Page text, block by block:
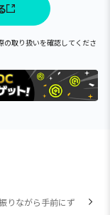
取り扱いを確認してくださ
りながら手前にず